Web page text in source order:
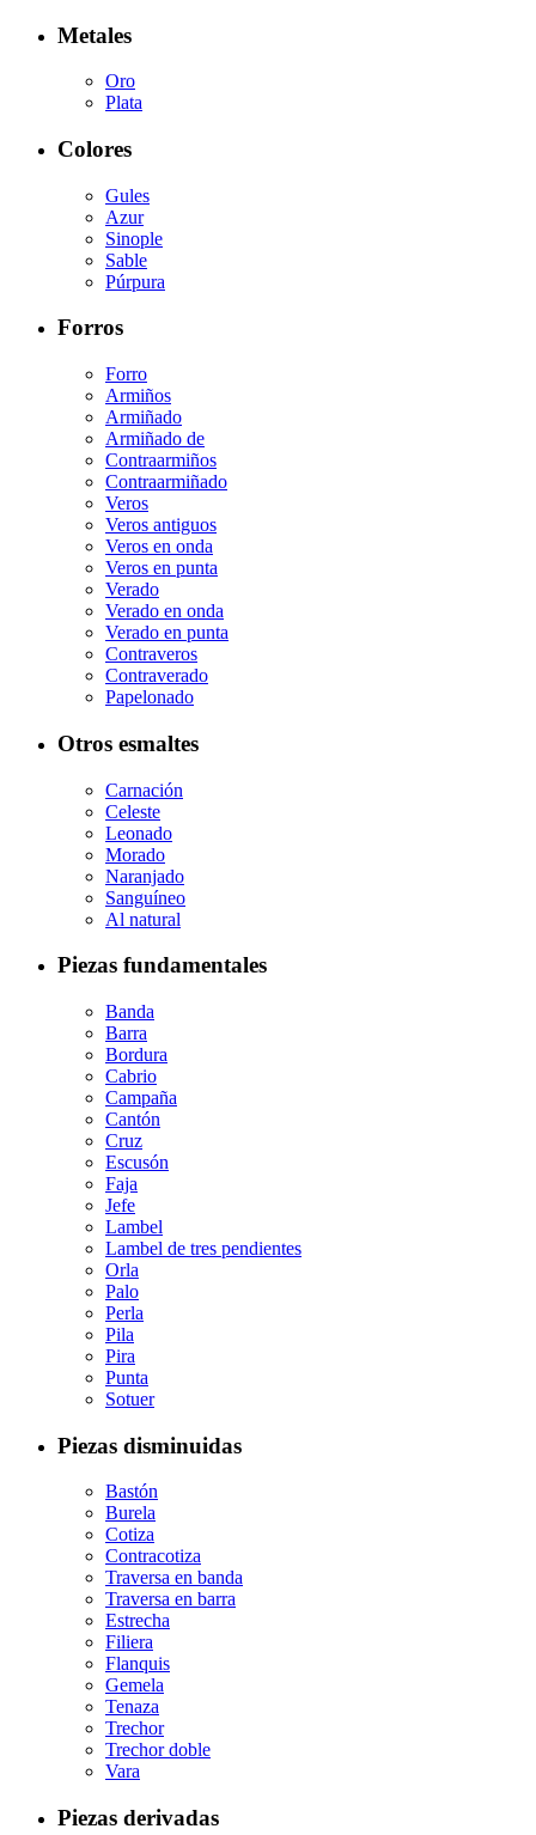
Metales
Oro
Plata
Colores
Gules
Azur
Sinople
Sable
Púrpura
Forros
Forro
Armiños
Armiñado
Armiñado de
Contraarmiños
Contraarmiñado
Veros
Veros antiguos
Veros en onda
Veros en punta
Verado
Verado en onda
Verado en punta
Contraveros
Contraverado
Papelonado
Otros esmaltes
Carnación
Celeste
Leonado
Morado
Naranjado
Sanguíneo
Al natural
Piezas fundamentales
Banda
Barra
Bordura
Cabrio
Campaña
Cantón
Cruz
Escusón
Faja
Jefe
Lambel
Lambel de tres pendientes
Orla
Palo
Perla
Pila
Pira
Punta
Sotuer
Piezas disminuidas
Bastón
Burela
Cotiza
Contracotiza
Traversa en banda
Traversa en barra
Estrecha
Filiera
Flanquis
Gemela
Tenaza
Trechor
Trechor doble
Vara
Piezas derivadas